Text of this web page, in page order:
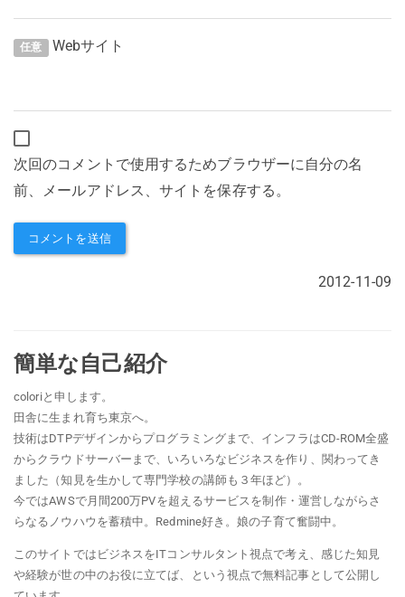
任意 Webサイト
次回のコメントで使用するためブラウザーに自分の名
前、メールアドレス、サイトを保存する。
2012-11-09
簡単な自己紹介
coloriと申します。
田舎に生まれ育ち東京へ。
技術はDTPデザインからプログラミングまで、インフラはCD-ROM全盛
からクラウドサーバーまで、いろいろなビジネスを作り、関わってき
ました（知見を生かして専門学校の講師も３年ほど）。
今ではAWSで月間200万PVを超えるサービスを制作・運営しながらさ
らなるノウハウを蓄積中。Redmine好き。娘の子育て奮闘中。
このサイトではビジネスをITコンサルタント視点で考え、感じた知見
や経験が世の中のお役に立てば、という視点で無料記事として公開し